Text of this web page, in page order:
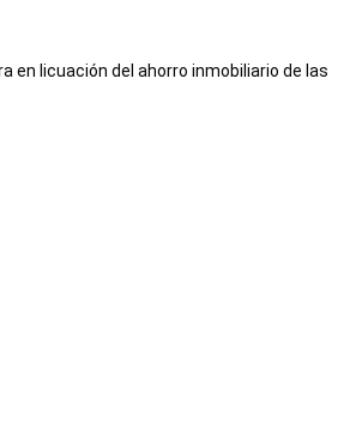
en licuación del ahorro inmobiliario de las